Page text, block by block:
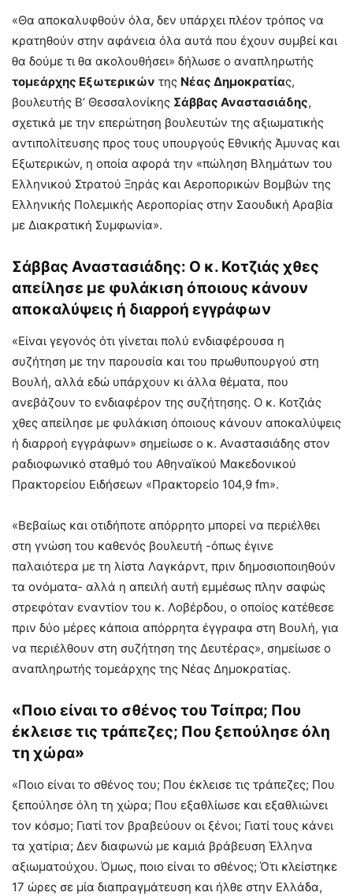
«Θα αποκαλυφθούν όλα, δεν υπάρχει πλέον τρόπος να
κρατηθούν στην αφάνεια όλα αυτά που έχουν συμβεί και
θα δούμε τι θα ακολουθήσει» δήλωσε ο αναπληρωτής
τομεάρχης Εξωτερικών της Νέας Δημοκρατίας,
βουλευτής Β’ Θεσσαλονίκης Σάββας Αναστασιάδης,
σχετικά με την επερώτηση βουλευτών της αξιωματικής
αντιπολίτευσης προς τους υπουργούς Εθνικής Άμυνας και
Εξωτερικών, η οποία αφορά την «πώληση Βλημάτων του
Ελληνικού Στρατού Ξηράς και Αεροπορικών Βομβών της
Ελληνικής Πολεμικής Αεροπορίας στην Σαουδική Αραβία
με Διακρατική Συμφωνία».
Σάββας Αναστασιάδης: Ο κ. Κοτζιάς χθες
απείλησε με φυλάκιση όποιους κάνουν
αποκαλύψεις ή διαρροή εγγράφων
«Είναι γεγονός ότι γίνεται πολύ ενδιαφέρουσα η
συζήτηση με την παρουσία και του πρωθυπουργού στη
Βουλή, αλλά εδώ υπάρχουν κι άλλα θέματα, που
ανεβάζουν το ενδιαφέρον της συζήτησης. Ο κ. Κοτζιάς
χθες απείλησε με φυλάκιση όποιους κάνουν αποκαλύψεις
ή διαρροή εγγράφων» σημείωσε ο κ. Αναστασιάδης στον
ραδιοφωνικό σταθμό του Αθηναϊκού Μακεδονικού
Πρακτορείου Ειδήσεων «Πρακτορείο 104,9 fm».
«Βεβαίως και οτιδήποτε απόρρητο μπορεί να περιέλθει
στη γνώση του καθενός βουλευτή -όπως έγινε
παλαιότερα με τη λίστα Λαγκάρντ, πριν δημοσιοποιηθούν
τα ονόματα- αλλά η απειλή αυτή εμμέσως πλην σαφώς
στρεφόταν εναντίον του κ. Λοβέρδου, ο οποίος κατέθεσε
πριν δύο μέρες κάποια απόρρητα έγγραφα στη Βουλή, για
να περιέλθουν στη συζήτηση της Δευτέρας», σημείωσε ο
αναπληρωτής τομεάρχης της Νέας Δημοκρατίας.
«Ποιο είναι το σθένος του Τσίπρα; Που
έκλεισε τις τράπεζες; Που ξεπούλησε όλη
τη χώρα»
«Ποιο είναι το σθένος του; Που έκλεισε τις τράπεζες; Που
ξεπούλησε όλη τη χώρα; Που εξαθλίωσε και εξαθλιώνει
τον κόσμο; Γιατί τον βραβεύουν οι ξένοι; Γιατί τους κάνει
τα χατίρια; Δεν διαφωνώ με καμιά βράβευση Έλληνα
αξιωματούχου. Όμως, ποιο είναι το σθένος; Ότι κλείστηκε
17 ώρες σε μία διαπραγμάτευση και ήλθε στην Ελλάδα,